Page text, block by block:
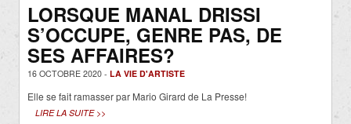
LORSQUE MANAL DRISSI
S’OCCUPE, GENRE PAS, DE
SES AFFAIRES?
16 OCTOBRE 2020 - LA VIE D'ARTISTE
Elle se fait ramasser par Mario Girard de La Presse!
LIRE LA SUITE >>